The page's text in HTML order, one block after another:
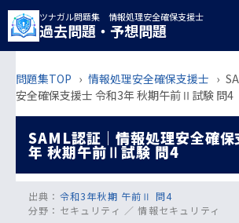
ツナガル問題集 情報処理安全確保支援士
過去問題・予想問題
問題集TOP › 情報処理安全確保支援士 ›
安全確保支援士 令和3年 秋期午前Ⅱ試験 問4
SAML認証｜情報処理安全確
年 秋期午前Ⅱ試験 問4
出典： 令和3年秋期 午前Ⅱ 問4
分野： セキュリティ ／ 情報セキュリティ